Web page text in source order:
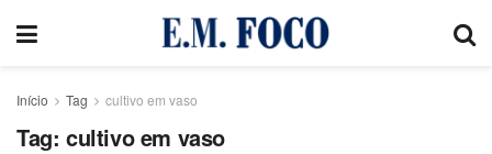
Início Tag cultivo em vaso
Tag: cultivo em vaso